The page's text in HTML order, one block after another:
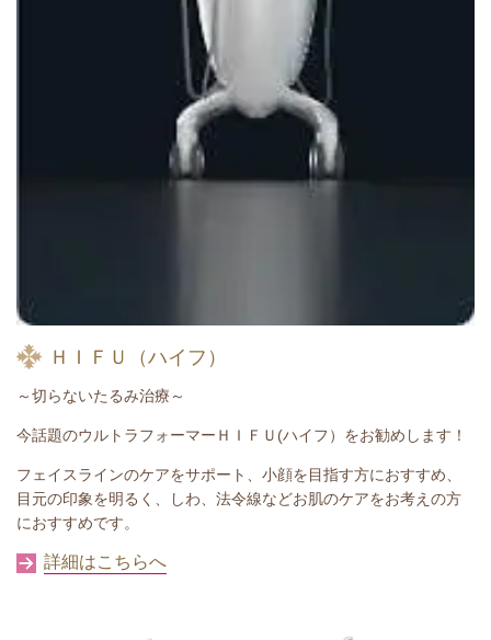
ＨＩＦＵ（ハイフ）
～切らないたるみ治療～
今話題のウルトラフォーマーＨＩＦＵ(ハイフ）をお勧めします！
フェイスラインのケアをサポート、小顔を目指す方におすすめ、
目元の印象を明るく、しわ、法令線などお肌のケアをお考えの方
におすすめです。
詳細はこちらへ